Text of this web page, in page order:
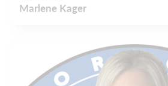
Marlene Kager